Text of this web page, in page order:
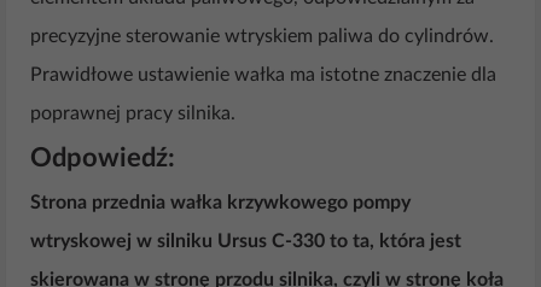
precyzyjne sterowanie wtryskiem paliwa do cylindrów.
Prawidłowe ustawienie wałka ma istotne znaczenie dla
poprawnej pracy silnika.
Odpowiedź:
Strona przednia wałka krzywkowego pompy
wtryskowej w silniku Ursus C-330 to ta, która jest
skierowana w stronę przodu silnika, czyli w stronę koła